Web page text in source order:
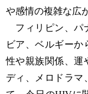
や感情の複雑な広
フィリピン、パ
ビア、ベルギー
性や親族関係、運
ディ、メロドラマ